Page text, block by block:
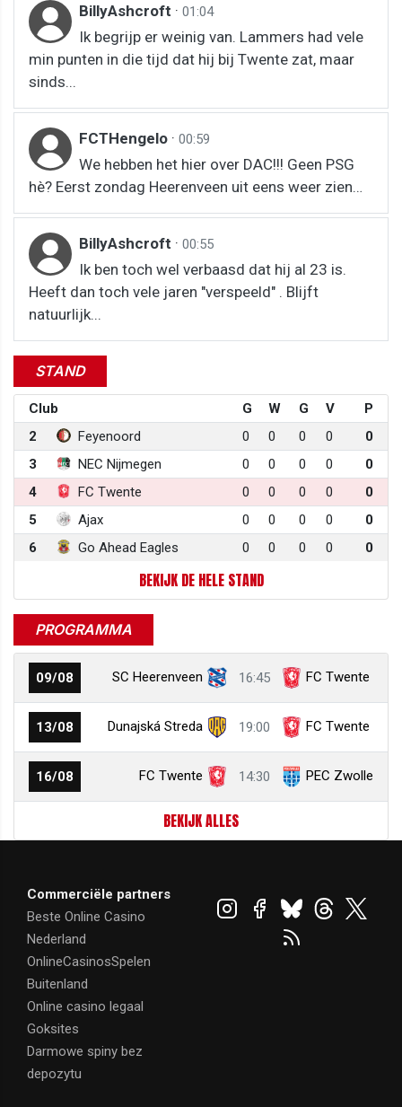
BillyAshcroft · 01:04
Ik begrijp er weinig van. Lammers had vele
min punten in die tijd dat hij bij Twente zat, maar
sinds...
FCTHengelo · 00:59
We hebben het hier over DAC!!! Geen PSG
hè? Eerst zondag Heerenveen uit eens weer zien…
BillyAshcroft · 00:55
Ik ben toch wel verbaasd dat hij al 23 is.
Heeft dan toch vele jaren "verspeeld" . Blijft
natuurlijk...
STAND
Club G W G V
P
2
Feyenoord 0 0 0 0
0
3
NEC Nijmegen 0 0 0 0
0
4
FC Twente 0 0 0 0
0
5
Ajax 0 0 0 0
0
6
Go Ahead Eagles 0 0 0 0 0
BEKIJK DE HELE STAND
PROGRAMMA
09/08 SC Heerenveen 16:45 FC Twente
13/08 Dunajská Streda 19:00 FC Twente
16/08 FC Twente 14:30 PEC Zwolle
BEKIJK ALLES
Commerciële partners
Beste Online Casino
Nederland
OnlineCasinosSpelen
Buitenland
Online casino legaal
Goksites
Darmowe spiny bez
depozytu